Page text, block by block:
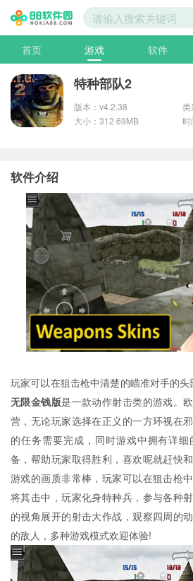
首页 游戏 软件
特种部队2
版本：v4.2.38
类
大小：312.69MB
软件介绍
玩家可以在狙击枪中清楚的瞄准对手的
无限金钱版是一款动作射击类的游戏。
营，无论玩家选择在正义的一方环视在
的任务需要完成，同时游戏中拥有详
备，帮助玩家取得胜利，喜欢呢就赶快
游戏的画质非常棒，玩家可以在狙击枪
将其击中，玩家化身特种兵，参与各种
的视角展开的射击大作战，观察四周的
的敌人，多种游戏模式欢迎体验!